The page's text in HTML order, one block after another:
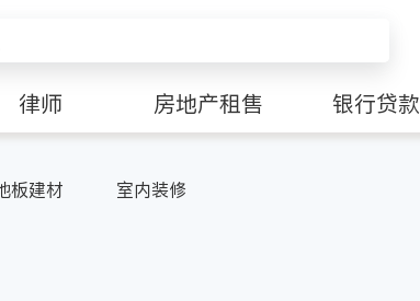
律师 房地产租售 银行贷款
板建材 室内装修